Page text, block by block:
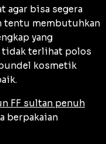
agar bisa segera
tentu membutuhkan
yang
tidak terlihat polos
kosmetik
FF sultan penuh
berpakaian